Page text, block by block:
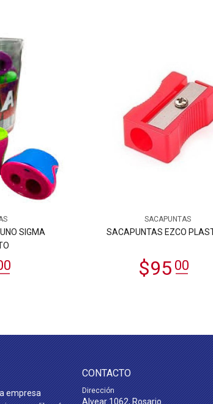
SIGMA
SACAPUNTAS
SACAPUNTAS EZCO
empresa
CONTACTO
Dirección
Alvear 1062, Rosario.